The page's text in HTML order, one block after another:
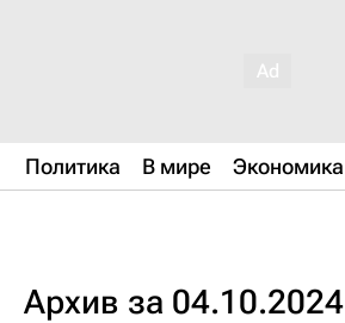
Политика В мире Экономика
Архив за 04.10.2024